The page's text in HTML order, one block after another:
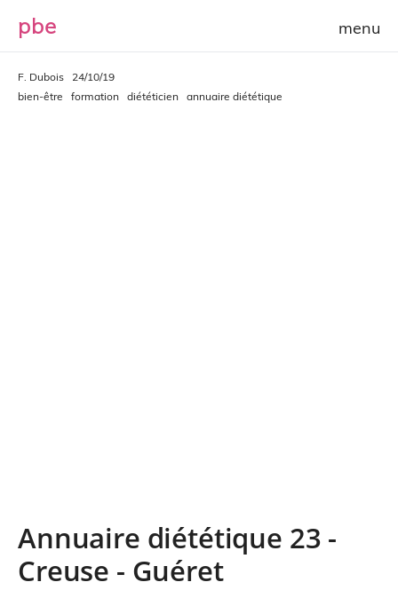
pbe
F. Dubois
24/10/19
bien-être
formation diététicien annuaire diététique
Annuaire diététique 23 -
Creuse - Guéret